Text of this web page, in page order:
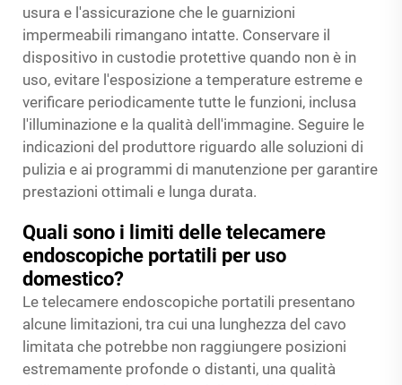
usura e l'assicurazione che le guarnizioni
impermeabili rimangano intatte. Conservare il
dispositivo in custodie protettive quando non è in
uso, evitare l'esposizione a temperature estreme e
verificare periodicamente tutte le funzioni, inclusa
l'illuminazione e la qualità dell'immagine. Seguire le
indicazioni del produttore riguardo alle soluzioni di
pulizia e ai programmi di manutenzione per garantire
prestazioni ottimali e lunga durata.
Quali sono i limiti delle telecamere
endoscopiche portatili per uso
domestico?
Le telecamere endoscopiche portatili presentano
alcune limitazioni, tra cui una lunghezza del cavo
limitata che potrebbe non raggiungere posizioni
estremamente profonde o distanti, una qualità